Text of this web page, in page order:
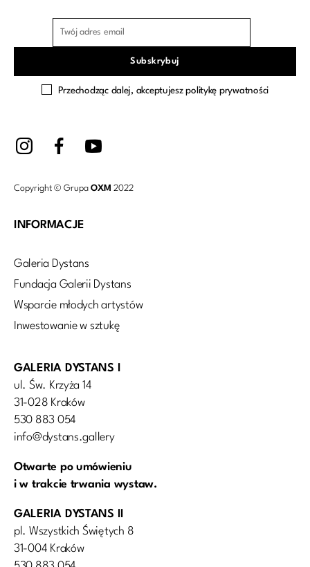
Przechodząc dalej, akceptujesz politykę prywatności
Copyright © Grupa OXM 2022
INFORMACJE
Galeria Dystans
Fundacja Galerii Dystans
Wsparcie młodych artystów
Inwestowanie w sztukę
GALERIA DYSTANS I
ul. Św. Krzyża 14
31-028 Kraków
530 883 054
info@dystans.gallery
Otwarte po umówieniu
i w trakcie trwania wystaw.
GALERIA DYSTANS II
pl. Wszystkich Świętych 8
31-004 Kraków